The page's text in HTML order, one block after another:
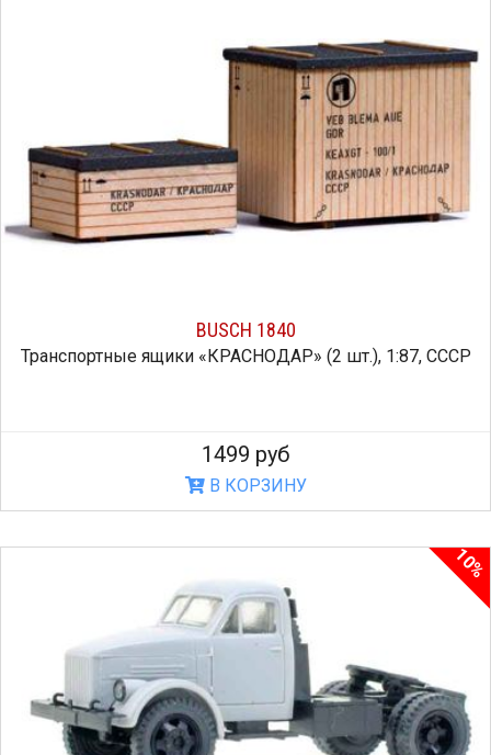
BUSCH 1840
Транспортные ящики «КРАСНОДАР» (2 шт.), 1:87, СССР
1499 руб
В КОРЗИНУ
10%